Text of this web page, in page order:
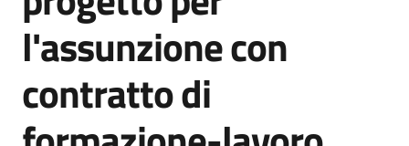
Agenzia
regionale
per il
lavoro
L'Agenzia
l'assunzione con
contratto di